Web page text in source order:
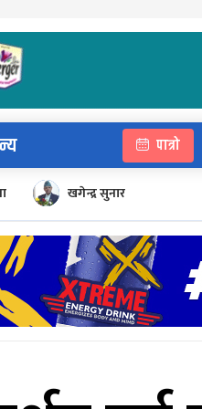
पात्रो
खगेन्द्र सुनार